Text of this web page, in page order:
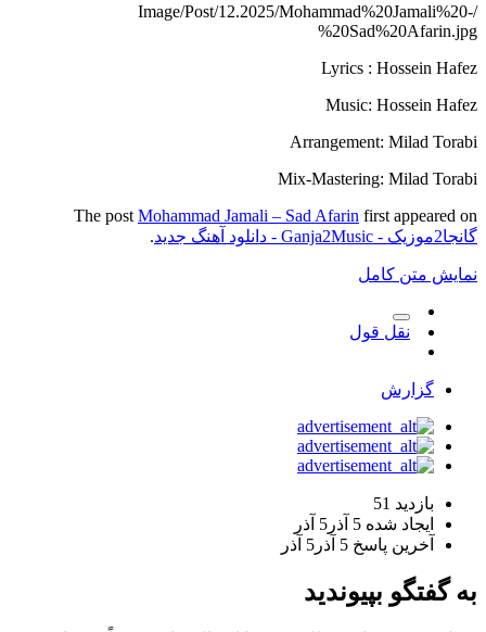
/Image/Post/12.2025/Mohammad%20Jamali%20-
%20Sad%20Afarin.jpg
Lyrics : Hossein Hafez
Music: Hossein Hafez
Arrangement: Milad Torabi
Mix-Mastering: Milad Torabi
The post Mohammad Jamali – Sad Afarin first appeared on
گانجا2موزیک - Ganja2Music - دانلود آهنگ جدید
.
نمایش متن کامل
نقل قول
گزارش
بازدید 51
ایجاد شده 5 آذر
5 آذر
آخرین پاسخ 5 آذر 5 آذر
به گفتگو بپیوندید